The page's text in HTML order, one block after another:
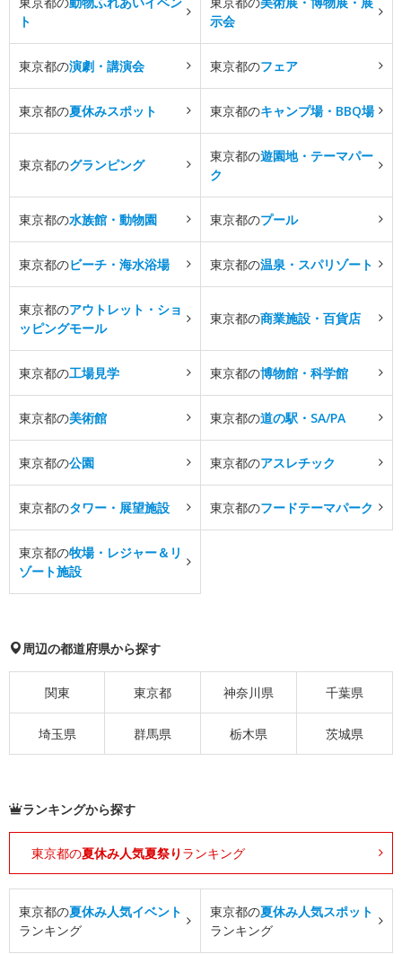
ト
示会
東京都の演劇・講演会 東京都のフェア
東京都の夏休みスポット 東京都のキャンプ場・BBQ場
東京都のグランピング
東京都の遊園地・テーマパー
ク
東京都の水族館・動物園 東京都のプール
東京都のビーチ・海水浴場 東京都の温泉・スパリゾート
東京都のアウトレット・ショ
ッピングモール
東京都の商業施設・百貨店
東京都の工場見学 東京都の博物館・科学館
東京都の美術館 東京都の道の駅・SA/PA
東京都の公園 東京都のアスレチック
東京都のタワー・展望施設 東京都のフードテーマパーク
東京都の牧場・レジャー＆リ
ゾート施設
周辺の都道府県から探す
関東 東京都 神奈川県 千葉県
埼玉県 群馬県 栃木県 茨城県
ランキングから探す
東京都の夏休み人気夏祭り ランキング
東京都の夏休み人気イベント
ランキング
東京都の夏休み人気スポット
ランキング